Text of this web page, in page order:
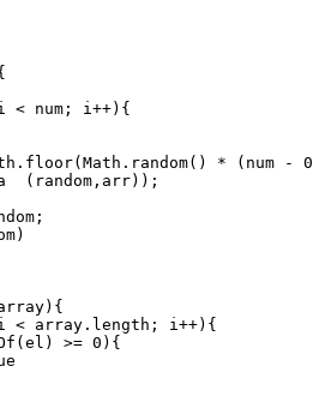
< num; i++){
* (num -
(random,arr));
< array.length; i++){
>= 0){